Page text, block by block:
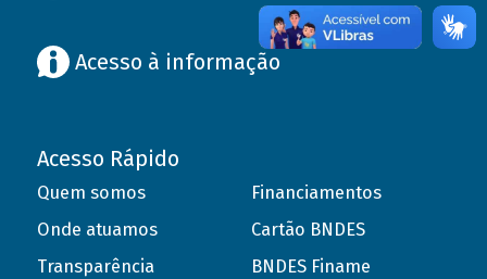
Acesso à informação
Acesso Rápido
Quem somos
Onde atuamos
Transparência
Financiamentos
Cartão BNDES
BNDES Finame